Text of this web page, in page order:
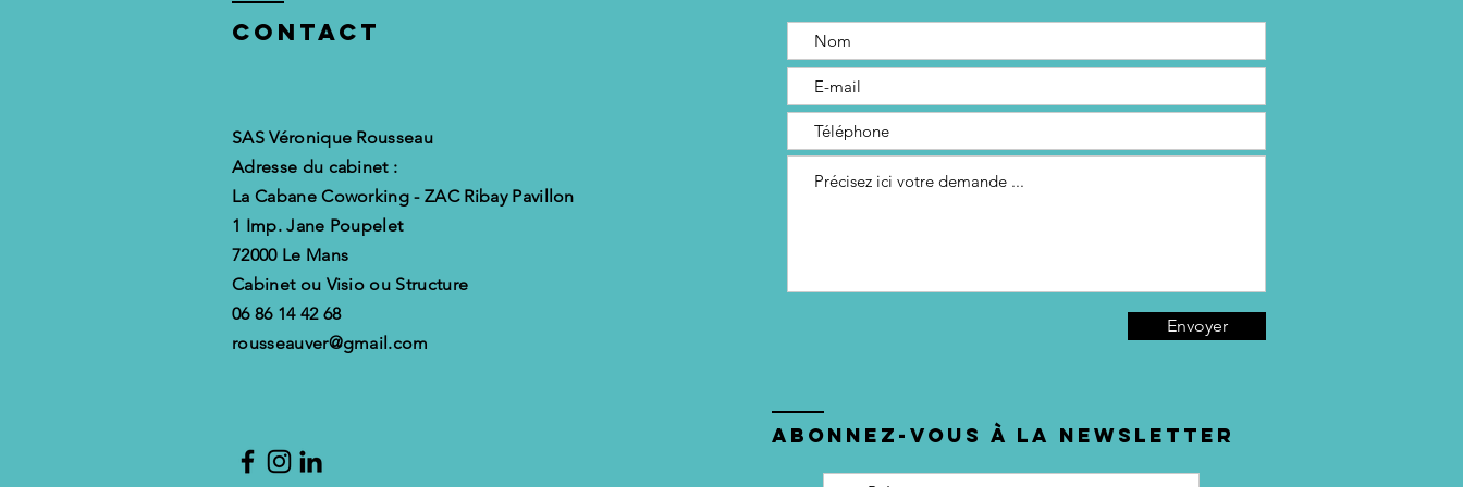
accélérateur
de progression
leviers
performance
durable
Contact
SAS Véronique Rousseau
Adresse du cabinet :
La Cabane Coworking - ZAC Ribay Pavillon
1 Imp. Jane Poupelet
72000 Le Mans
Cabinet ou Visio ou Structure
06 86 14 42 68
rousseauver@gmail.com
Envoyer
Abonnez-vous à la newsletter